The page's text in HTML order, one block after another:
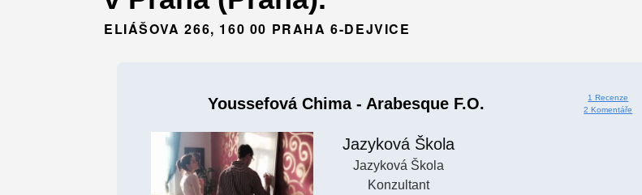
ELIÁŠOVA 266, 160 00 PRAHA 6-DEJVICE
Youssefová Chima - Arabesque F.o.
1 Recenze
2 Komentáře
Jazyková Škola
Jazyková Škola
Konzultant